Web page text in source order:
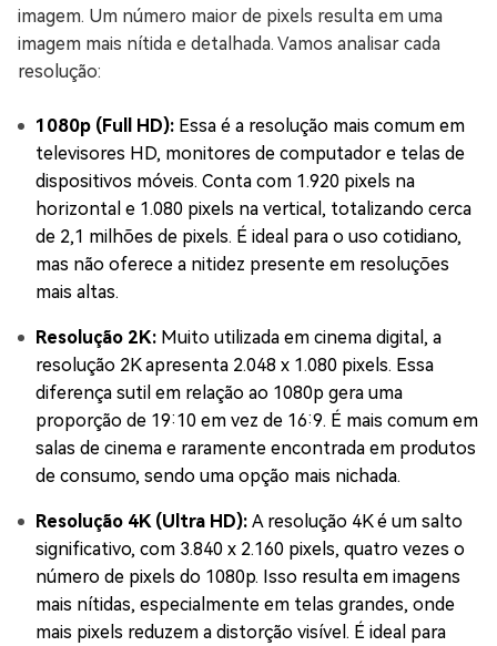
imagem. Um número maior de pixels resulta em uma
imagem mais nítida e detalhada. Vamos analisar cada
resolução:
1080p (Full HD): Essa é a resolução mais comum em
televisores HD, monitores de computador e telas de
dispositivos móveis. Conta com 1.920 pixels na
horizontal e 1.080 pixels na vertical, totalizando cerca
de 2,1 milhões de pixels. É ideal para o uso cotidiano,
mas não oferece a nitidez presente em resoluções
mais altas.
Resolução 2K: Muito utilizada em cinema digital, a
resolução 2K apresenta 2.048 x 1.080 pixels. Essa
diferença sutil em relação ao 1080p gera uma
proporção de 19:10 em vez de 16:9. É mais comum em
salas de cinema e raramente encontrada em produtos
de consumo, sendo uma opção mais nichada.
Resolução 4K (Ultra HD): A resolução 4K é um salto
significativo, com 3.840 x 2.160 pixels, quatro vezes o
número de pixels do 1080p. Isso resulta em imagens
mais nítidas, especialmente em telas grandes, onde
mais pixels reduzem a distorção visível. É ideal para